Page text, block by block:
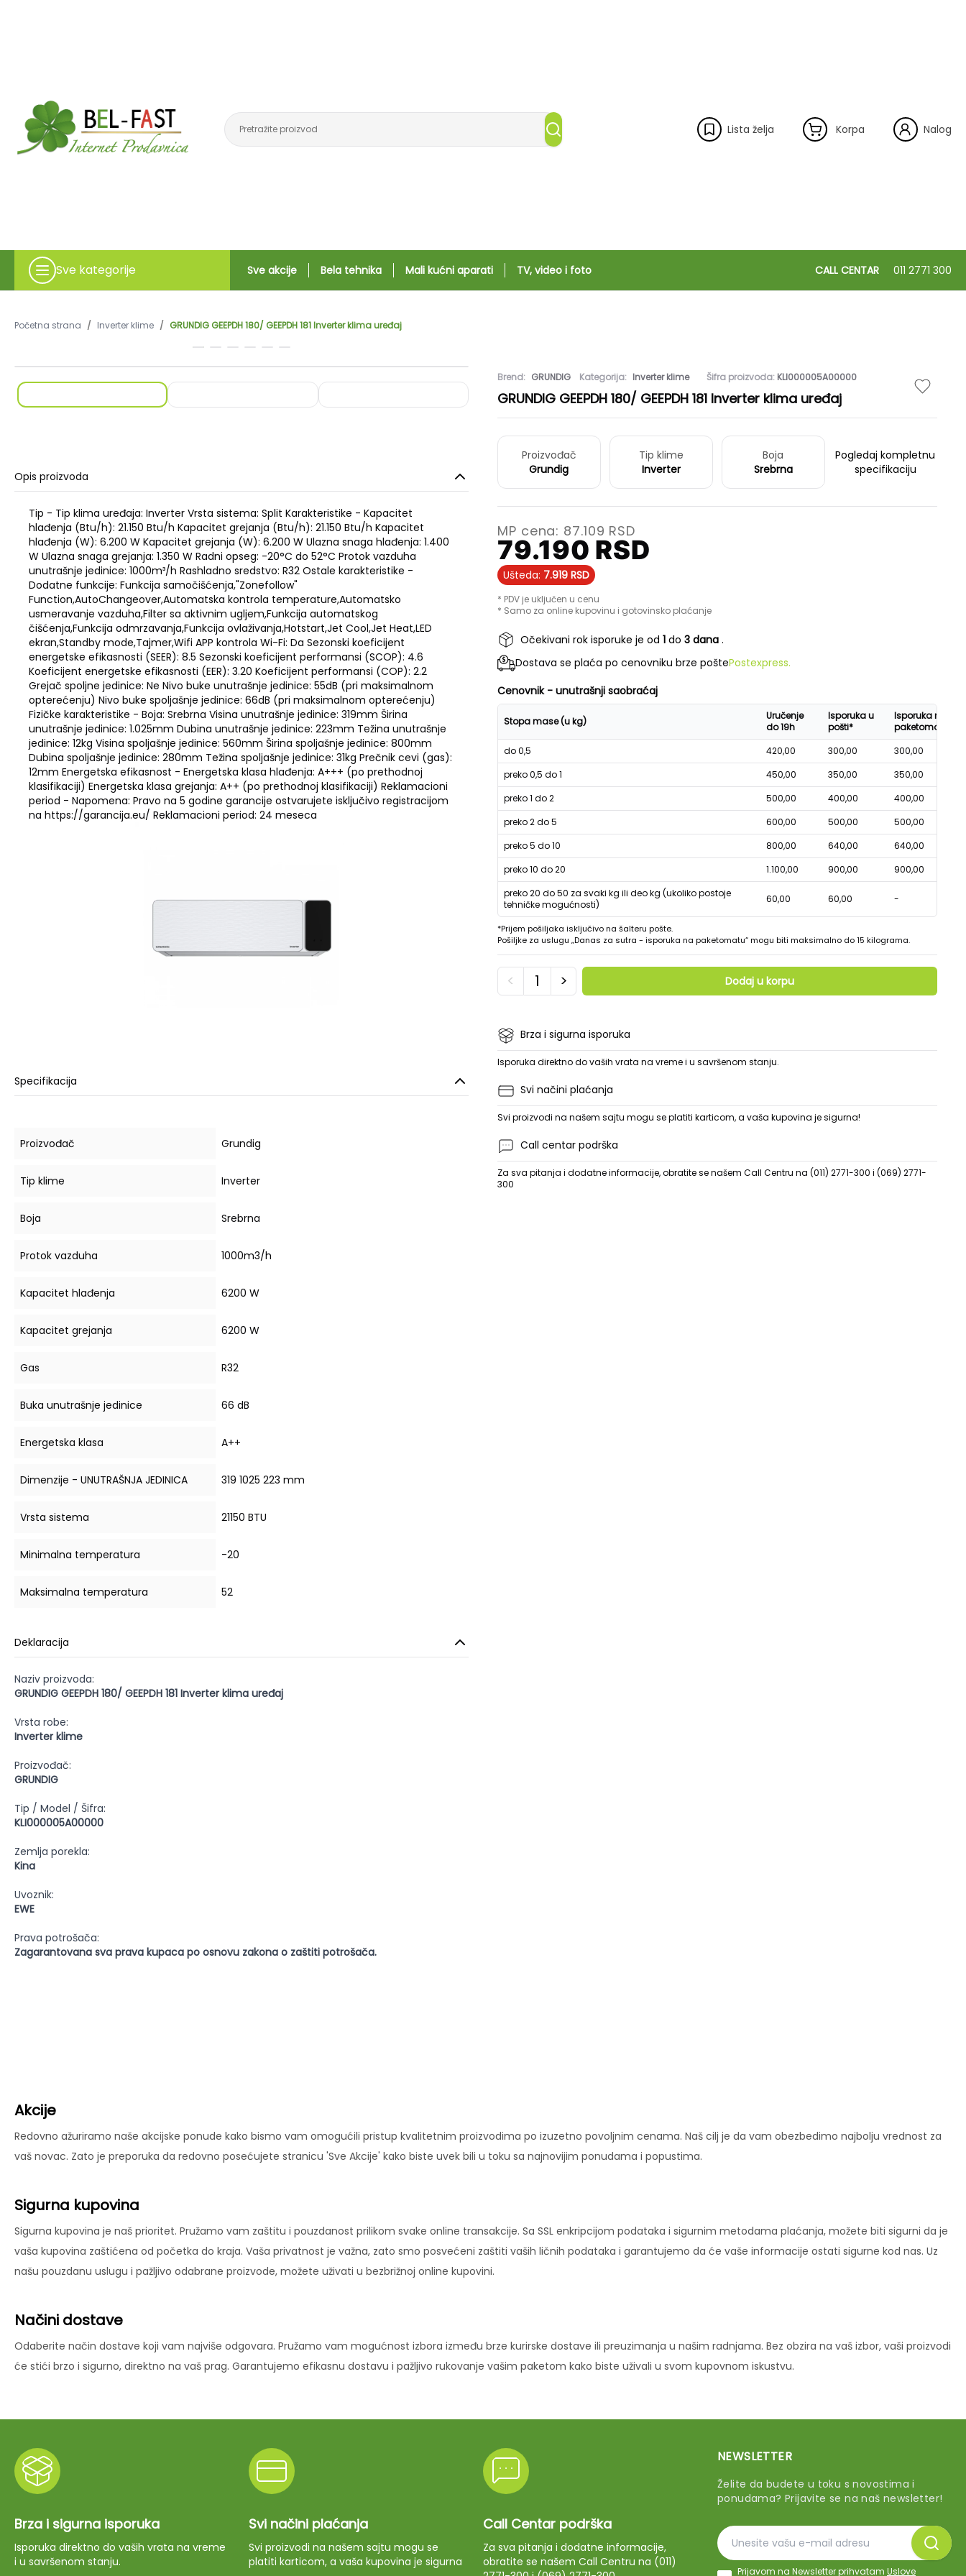
Lista želja Korpa Nalog
Sve kategorije Sve akcije Bela tehnika Mali kućni aparati TV, video i foto CALL CENTAR 011 2771 300
Početna strana / Inverter klime / GRUNDIG GEEPDH 180/ GEEPDH 181 Inverter klima uređaj
Opis proizvoda
Tip - Tip klima uređaja: Inverter Vrsta sistema: Split Karakteristike - Kapacitet
hlađenja (Btu/h): 21.150 Btu/h Kapacitet grejanja (Btu/h): 21.150 Btu/h Kapacitet
hlađenja (W): 6.200 W Kapacitet grejanja (W): 6.200 W Ulazna snaga hlađenja: 1.400
W Ulazna snaga grejanja: 1.350 W Radni opseg: -20°C do 52°C Protok vazduha
unutrašnje jedinice: 1000m³/h Rashladno sredstvo: R32 Ostale karakteristike -
Dodatne funkcije: Funkcija samočišćenja,"Zonefollow"
Function,AutoChangeover,Automatska kontrola temperature,Automatsko
usmeravanje vazduha,Filter sa aktivnim ugljem,Funkcija automatskog
čišćenja,Funkcija odmrzavanja,Funkcija ovlaživanja,Hotstart,Jet Cool,Jet Heat,LED
ekran,Standby mode,Tajmer,Wifi APP kontrola Wi-Fi: Da Sezonski koeficijent
energetske efikasnosti (SEER): 8.5 Sezonski koeficijent performansi (SCOP): 4.6
Koeficijent energetske efikasnosti (EER): 3.20 Koeficijent performansi (COP): 2.2
Grejač spoljne jedinice: Ne Nivo buke unutrašnje jedinice: 55dB (pri maksimalnom
opterećenju) Nivo buke spoljašnje jedinice: 66dB (pri maksimalnom opterećenju)
Fizičke karakteristike - Boja: Srebrna Visina unutrašnje jedinice: 319mm Širina
unutrašnje jedinice: 1.025mm Dubina unutrašnje jedinice: 223mm Težina unutrašnje
jedinice: 12kg Visina spoljašnje jedinice: 560mm Širina spoljašnje jedinice: 800mm
Dubina spoljašnje jedinice: 280mm Težina spoljašnje jedinice: 31kg Prečnik cevi (gas):
12mm Energetska efikasnost - Energetska klasa hlađenja: A+++ (po prethodnoj
klasifikaciji) Energetska klasa grejanja: A++ (po prethodnoj klasifikaciji) Reklamacioni
period - Napomena: Pravo na 5 godine garancije ostvarujete isključivo registracijom
na https://garancija.eu/ Reklamacioni period: 24 meseca
Specifikacija
Proizvođač Grundig
Tip klime Inverter
Boja Srebrna
Protok vazduha 1000m3/h
Kapacitet hlađenja 6200 W
Kapacitet grejanja 6200 W
Gas R32
Buka unutrašnje jedinice 66 dB
Energetska klasa A++
Dimenzije - UNUTRAŠNJA JEDINICA 319 1025 223 mm
Vrsta sistema 21150 BTU
Minimalna temperatura -20
Maksimalna temperatura 52
Deklaracija
Naziv proizvoda:
GRUNDIG GEEPDH 180/ GEEPDH 181 Inverter klima uređaj
Vrsta robe:
Inverter klime
Proizvođač:
GRUNDIG
Tip / Model / Šifra:
KLI000005A00000
Zemlja porekla:
Kina
Uvoznik:
EWE
Prava potrošača:
Zagarantovana sva prava kupaca po osnovu zakona o zaštiti potrošača.
Brend: GRUNDIG Kategorija: Inverter klime Šifra proizvoda: KLI000005A00000
GRUNDIG GEEPDH 180/ GEEPDH 181 Inverter klima uređaj
Proizvođač
Grundig
Tip klime
Inverter
Boja
Srebrna
Pogledaj kompletnu
specifikaciju
MP cena: 87.109 RSD
79.190 RSD
Ušteda: 7.919 RSD
* PDV je uključen u cenu
* Samo za online kupovinu i gotovinsko plaćanje
Očekivani rok isporuke je od 1 do 3 dana .
Dostava se plaća po cenovniku brze poštePostexpress.
Cenovnik - unutrašnji saobraćaj
Stopa mase (u kg)
Uručenje
do 19h
Isporuka u
pošti*
Isporuka na
paketomatu*
do 0,5
420,00 300,00
300,00
preko 0,5 do 1
450,00 350,00
350,00
preko 1 do 2
500,00 400,00
400,00
preko 2 do 5
600,00 500,00
500,00
preko 5 do 10
800,00 640,00
640,00
preko 10 do 20
1.100,00 900,00
900,00
preko 20 do 50 za svaki kg ili deo kg (ukoliko postoje
tehničke mogućnosti)
60,00 60,00 -
*Prijem pošiljaka isključivo na šalteru pošte.
Pošiljke za uslugu „Danas za sutra - isporuka na paketomatu“ mogu biti maksimalno do 15 kilograma.
< > Dodaj u korpu
Brza i sigurna isporuka
Isporuka direktno do vaših vrata na vreme i u savršenom stanju.
Svi načini plaćanja
Svi proizvodi na našem sajtu mogu se platiti karticom, a vaša kupovina je sigurna!
Call centar podrška
Za sva pitanja i dodatne informacije, obratite se našem Call Centru na (011) 2771-300 i (069) 2771-
300
Akcije
Redovno ažuriramo naše akcijske ponude kako bismo vam omogućili pristup kvalitetnim proizvodima po izuzetno povoljnim cenama. Naš cilj je da vam obezbedimo najbolju vrednost za
vaš novac. Zato je preporuka da redovno posećujete stranicu 'Sve Akcije' kako biste uvek bili u toku sa najnovijim ponudama i popustima.
Sigurna kupovina
Sigurna kupovina je naš prioritet. Pružamo vam zaštitu i pouzdanost prilikom svake online transakcije. Sa SSL enkripcijom podataka i sigurnim metodama plaćanja, možete biti sigurni da je
vaša kupovina zaštićena od početka do kraja. Vaša privatnost je važna, zato smo posvećeni zaštiti vaših ličnih podataka i garantujemo da će vaše informacije ostati sigurne kod nas. Uz
našu pouzdanu uslugu i pažljivo odabrane proizvode, možete uživati u bezbrižnoj online kupovini.
Načini dostave
Odaberite način dostave koji vam najviše odgovara. Pružamo vam mogućnost izbora između brze kurirske dostave ili preuzimanja u našim radnjama. Bez obzira na vaš izbor, vaši proizvodi
će stići brzo i sigurno, direktno na vaš prag. Garantujemo efikasnu dostavu i pažljivo rukovanje vašim paketom kako biste uživali u svom kupovnom iskustvu.
Brza i sigurna isporuka
Isporuka direktno do vaših vrata na vreme
i u savršenom stanju.
Svi načini plaćanja
Svi proizvodi na našem sajtu mogu se
platiti karticom, a vaša kupovina je sigurna
Call Centar podrška
Za sva pitanja i dodatne informacije,
obratite se našem Call Centru na (011)
NEWSLETTER
Želite da budete u toku s novostima i
ponudama? Prijavite se na naš newsletter!
Prijavom na Newsletter prihvatam Uslove